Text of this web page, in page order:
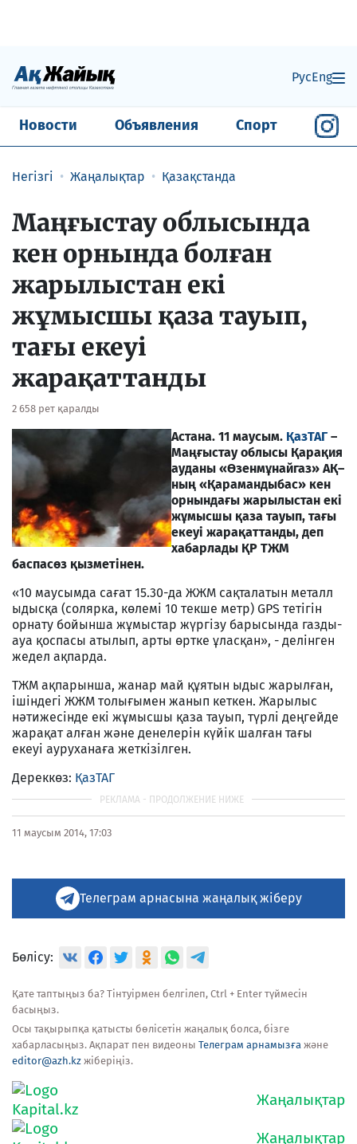
РусEng
Новости Объявления Спорт
Негізгі Жаңалықтар Қазақстанда
Маңғыстау облысында
кен орнында болған
жарылыстан екі
жұмысшы қаза тауып,
тағы екеуі
жарақаттанды
2 658 рет қаралды
Астана. 11 маусым. ҚазТАГ –
Маңғыстау облысы Қарақия
ауданы «Өзенмұнайгаз» АҚ–
ның «Қарамандыбас» кен
орнындағы жарылыстан екі
жұмысшы қаза тауып, тағы
екеуі жарақаттанды, деп
хабарлады ҚР ТЖМ
баспасөз қызметінен.
«10 маусымда сағат 15.30-да ЖЖМ сақталатын металл
ыдысқа (солярка, көлемі 10 текше метр) GPS тетігін
орнату бойынша жұмыстар жүргізу барысында газды-
ауа қоспасы атылып, арты өртке ұласқан», - делінген
жедел ақпарда.
ТЖМ ақпарынша, жанар май құятын ыдыс жарылған,
ішіндегі ЖЖМ толығымен жанып кеткен. Жарылыс
нәтижесінде екі жұмысшы қаза тауып, түрлі деңгейде
жарақат алған және денелерін күйік шалған тағы
екеуі ауруханаға жеткізілген.
Дереккөз: ҚазТАГ
11 маусым 2014, 17:03
Телеграм арнасына жаңалық жіберу
Бөлісу:
Қате таптыңыз ба? Тінтуірмен белгілеп, Ctrl + Enter түймесін
басыңыз.
Осы тақырыпқа қатысты бөлісетін жаңалық болса, бізге
хабарласыңыз. Ақпарат пен видеоны Телеграм арнамызға және
editor@azh.kz жіберіңіз.